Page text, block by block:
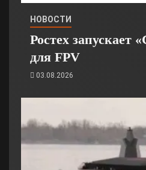
НОВОСТИ
Ростех запускает
для FPV
03.08.2026